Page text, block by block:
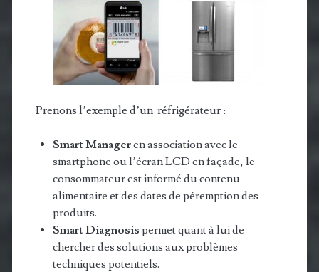
Prenons l’exemple d’un réfrigérateur :
Smart Manageren association avec le
smartphone ou l’écran LCD en façade, le
consommateur est informé du contenu
alimentaire et des dates de péremption des
produits.
Smart Diagnosis permet quant à lui de
chercher des solutions aux problèmes
techniques potentiels.